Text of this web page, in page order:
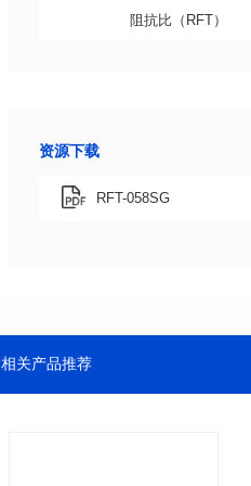
阻抗比（RFT）
资源下载
RFT-058SG
相关产品推荐